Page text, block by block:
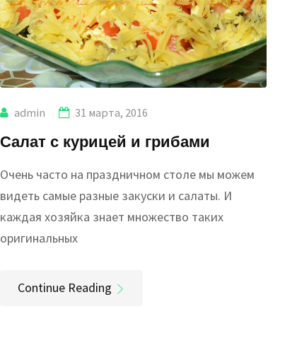
admin 31 марта, 2016
Салат с курицей и грибами
Очень часто на праздничном столе мы можем
видеть самые разные закуски и салаты. И
каждая хозяйка знает множество таких
оригинальных
Continue Reading